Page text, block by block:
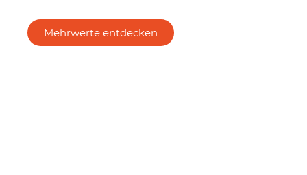
Mehrwerte entdecken